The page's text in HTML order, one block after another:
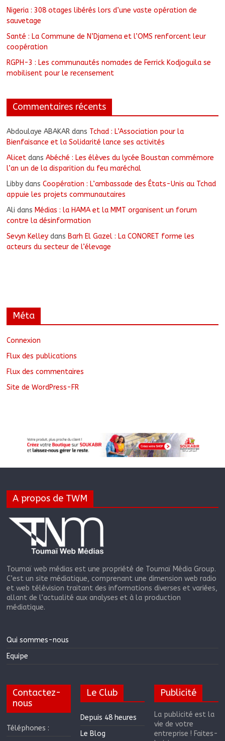
Nigeria : 308 otages libérés lors d’une vaste opération de
sauvetage
Santé : La Commune de N’Djamena et l’OMS renforcent leur
coopération
RGPH-3 : Les communautés nomades de Ferrick Kodjoguila se
mobilisent pour le recensement
Commentaires récents
Abdoulaye ABAKAR dans Tchad : L’Association pour la
Bienfaisance et la Solidarité lance ses activités
Alicet dansAbéché : Les élèves du lycée Boustan commémore
l’an un de la disparition du feu maréchal
Libby dansCoopération : L’ambassade des États-Unis au Tchad
appuie les projets communautaires
Ali dansMédias : la HAMA et la MMT organisent un forum
contre la désinformation
Sevyn Kelley dansBarh El Gazel : La CONORET forme les
acteurs du secteur de l’élevage
Méta
Connexion
Flux des publications
Flux des commentaires
Site de WordPress-FR
A propos de TWM
Toumaï web médias est une propriété de Toumaï Média Group.
C’est un site médiatique, comprenant une dimension web radio
et web télévision traitant des informations diverses et variées,
allant de l’actualité aux analyses et à la production
médiatique.
Qui sommes-nous
Equipe
Contactez-
nous
Téléphones :
Le Club
Depuis 48 heures
Le Blog
Publicité
La publicité est la
vie de votre
entreprise ! Faites-